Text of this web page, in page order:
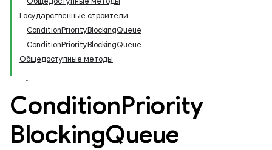
Государственные строители
ConditionPriorityBlockingQueue
ConditionPriorityBlockingQueue
Общедоступные методы
ConditionPriority
BlockingQueue